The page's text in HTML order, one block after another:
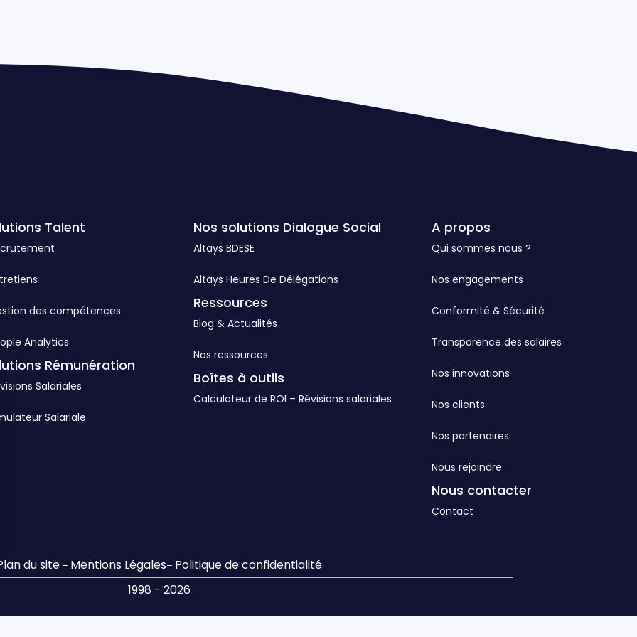
Options
de confidentialité, en garantissant la conformité avec les réglementations. Personnalisez vos préférences pour
Talent
des compétences
Analytics
Rémunération
Salariales
Salariale
Nos solutions Dialogue Social
Altays BDESE
Altays Heures De Délégations
Ressources
Blog & Actualités
Nos ressources
Boîtes à outils
Calculateur de ROI – Révisions salariales
A propos
Qui sommes nous ?
Nos engagements
Conformité & Sécurité
Transparence des salaires
Nos innovations
Nos clients
Nos partenaires
Nous rejoindre
Nous contacter
Contact
du site – Mentions Légales– Politique de confidentialité
1998 - 2026